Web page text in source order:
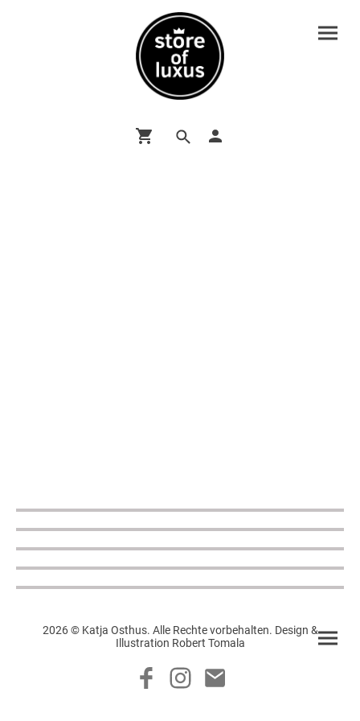
2026 © Katja Osthus. Alle Rechte vorbehalten. Design &
Illustration Robert Tomala